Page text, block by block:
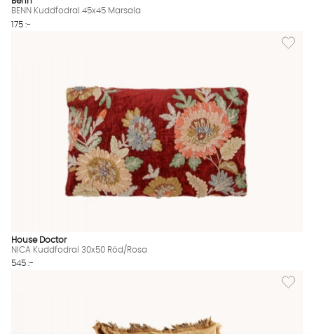
BENN Kuddfodral 45x45 Marsala
175 :-
Lägg
House Doctor
NICA Kuddfodral 30x50 Röd/Rosa
545 :-
Lägg